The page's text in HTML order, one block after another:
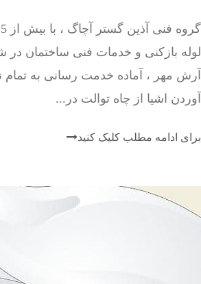
لوله بازکنی و خدمات فنی ساختمان در
آرش مهر ، آماده خدمت رسانی به
آوردن اشیا از چاه توالت در...
برای ادامه مطلب کلیک کنید